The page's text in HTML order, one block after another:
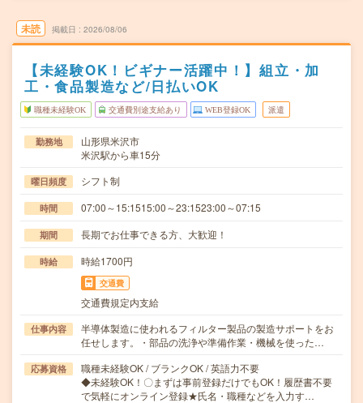
未読 掲載日 2026/08/06
【未経験OK！ビギナー活躍中！】組立・加
工・食品製造など/日払いOK
職種未経験OK 交通費別途支給あり WEB登録OK 派遣
勤務地
山形県米沢市
米沢駅から車15分
曜日頻度 シフト制
時間 07:00～15:1515:00～23:1523:00～07:15
期間 長期でお仕事できる方、大歓迎！
時給 時給1700円
交通費
交通費規定内支給
仕事内容
半導体製造に使われるフィルター製品の製造サポートをお
任せします。・部品の洗浄や準備作業・機械を使った…
応募資格
職種未経験OK / ブランクOK / 英語力不要
◆未経験OK！〇まずは事前登録だけでもOK！履歴書不要
で気軽にオンライン登録★氏名・職種などを入力す…